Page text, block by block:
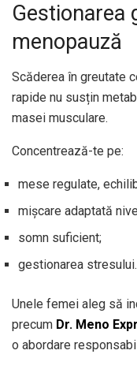
Gestionarea
menopauză
Scăderea în greutate
rapide nu susțin
masei musculare.
Concentrează-te pe:
mese regulate,
mișcare adaptată
somn suficient;
gestionarea stresului.
Unele femei aleg să
precum Dr. Meno
o abordare